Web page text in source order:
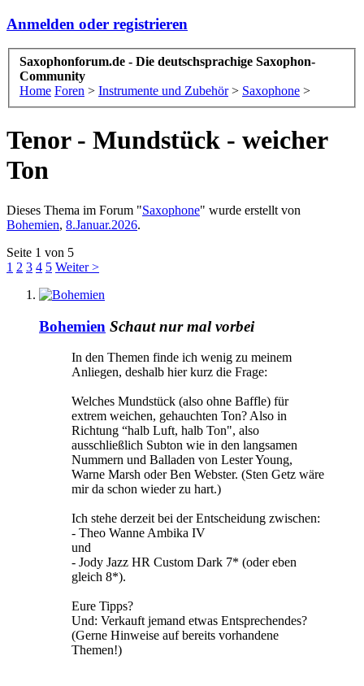
Anmelden oder registrieren
Saxophonforum.de - Die deutschsprachige Saxophon-
Community
Home Foren > Instrumente und Zubehör > Saxophone >
Tenor - Mundstück - weicher
Ton
Dieses Thema im Forum "Saxophone" wurde erstellt von
Bohemien, 8.Januar.2026.
Seite 1 von 5
1 2 3 4 5 Weiter >
Bohemien Schaut nur mal vorbei
In den Themen finde ich wenig zu meinem
Anliegen, deshalb hier kurz die Frage:
Welches Mundstück (also ohne Baffle) für
extrem weichen, gehauchten Ton? Also in
Richtung “halb Luft, halb Ton", also
ausschließlich Subton wie in den langsamen
Nummern und Balladen von Lester Young,
Warne Marsh oder Ben Webster. (Sten Getz wäre
mir da schon wieder zu hart.)
Ich stehe derzeit bei der Entscheidung zwischen:
- Theo Wanne Ambika IV
und
- Jody Jazz HR Custom Dark 7* (oder eben
gleich 8*).
Eure Tipps?
Und: Verkauft jemand etwas Entsprechendes?
(Gerne Hinweise auf bereits vorhandene
Themen!)